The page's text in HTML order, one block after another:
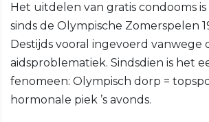
Het uitdelen van gratis condooms
sinds de Olympische Zomerspelen
Destijds vooral ingevoerd vanwege
aidsproblematiek. Sindsdien is het
fenomeen: Olympisch dorp =
hormonale piek ’s avonds.